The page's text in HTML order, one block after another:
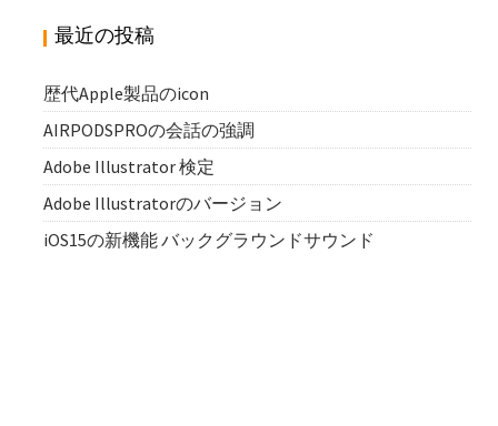
最近の投稿
歴代Apple製品のicon
AIRPODSPROの会話の強調
Adobe Illustrator 検定
Adobe Illustratorのバージョン
iOS15の新機能 バックグラウンドサウンド